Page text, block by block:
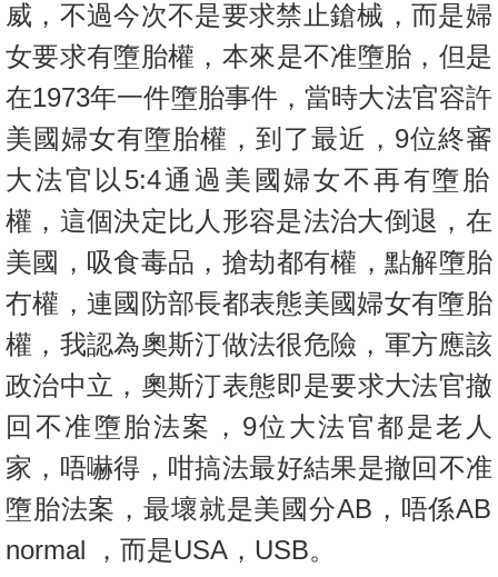
產
聞
數
據
公
佈
置
業
手
冊
關
於
我
們
威，不過今次不是要求禁止鎗械， 而是婦
女要求有墮胎權，本來是不准墮胎，但是
在1973年一件墮胎事件，當時大法官容許
美國婦女有墮胎權，到了最近，9位終審
大法官以5:4通過美國婦女不再有墮胎
權，這個決定比人形容是法治大倒退，在
美國，吸食毒品，搶劫都有權，點解墮胎
冇權， 連國防部長都表態美國婦女有墮胎
權，我認為奧斯汀做法很危險， 軍方應該
政治中立，奧斯汀表態即是要求大法官撤
回不准墮胎法案， 9位大法官都是老人
家，唔嚇得，咁搞法最好結果是撤回不准
墮胎法案，最壞就是美國分AB，唔係AB
normal ，而是USA，USB。